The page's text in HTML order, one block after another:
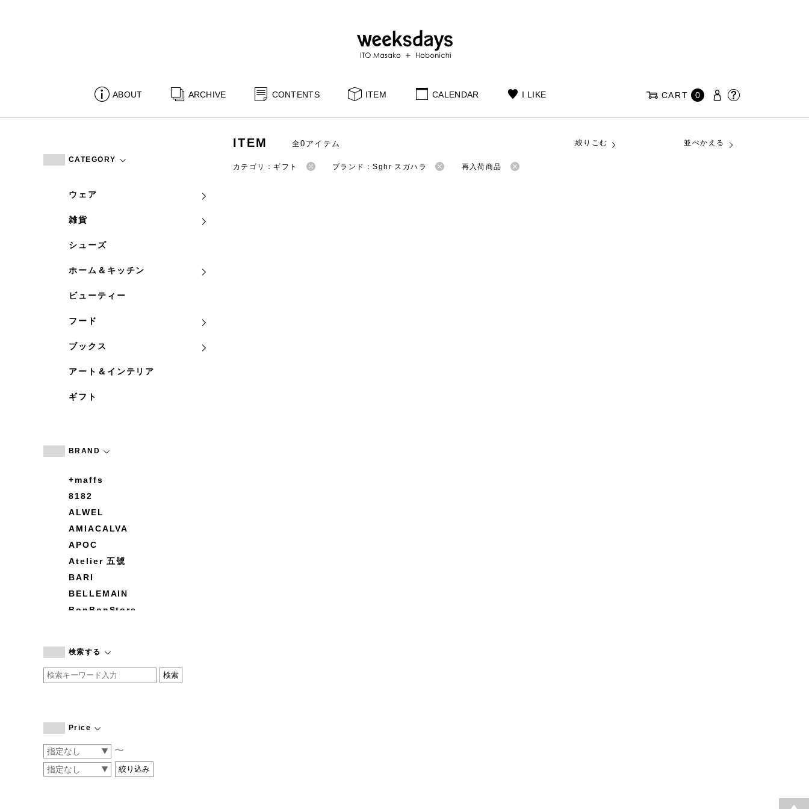
ABOUT ARCHIVE CONTENTS ITEM CALENDAR I LIKE CART 0
CATEGORY
ウェア
雑貨
シューズ
ホーム＆キッチン
ビューティー
フード
ブックス
アート＆インテリア
ギフト
BRAND
+maffs
8182
ALWEL
AMIACALVA
APOC
Atelier 五號
BARI
BELLEMAIN
BonBonStore
by basics
CATWORTH
COGTHEBIGSMOKE
CONVERSE
DEAN & DELUCA
検索する
Price
〜
ITEM 全0アイテム 絞りこむ 並べかえる
カテゴリ：ギフト ブランド：Sghr スガハラ 再入荷商品